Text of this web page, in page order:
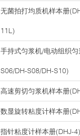
无菌拍打均质机样本册
11L)
手持式匀浆机/电动组织
S06/DH-S08/DH-S10)
高速剪切匀浆机样本册
数显旋转粘度计样本册
指针粘度计样本册(DHJ-4)